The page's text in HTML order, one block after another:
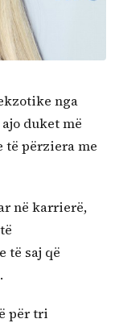
nga
duket më
përziera me
në karrierë,
të saj që
për tri